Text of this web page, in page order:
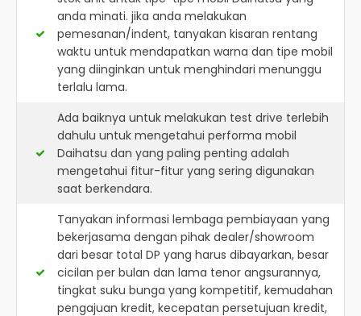
anda minati. jika anda melakukan
pemesanan/indent, tanyakan kisaran rentang
waktu untuk mendapatkan warna dan tipe mobil
yang diinginkan untuk menghindari menunggu
terlalu lama.
Ada baiknya untuk melakukan test drive terlebih
dahulu untuk mengetahui performa mobil
Daihatsu dan yang paling penting adalah
mengetahui fitur-fitur yang sering digunakan
saat berkendara.
Tanyakan informasi lembaga pembiayaan yang
bekerjasama dengan pihak dealer/showroom
dari besar total DP yang harus dibayarkan, besar
cicilan per bulan dan lama tenor angsurannya,
tingkat suku bunga yang kompetitif, kemudahan
pengajuan kredit, kecepatan persetujuan kredit,